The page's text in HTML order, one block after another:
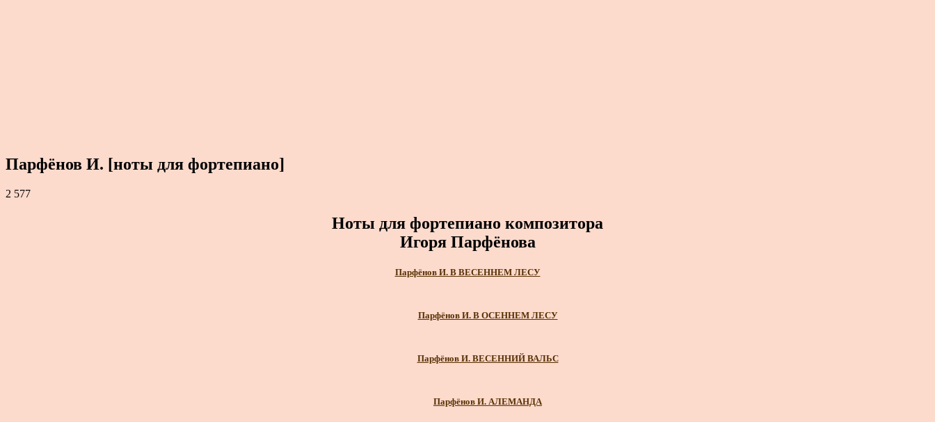
Парфёнов И. [ноты для фортепиано]
2 577
Ноты для фортепиано композитора
Игоря Парфёнова
Парфёнов И. В ВЕСЕННЕМ ЛЕСУ
Парфёнов И. В ОСЕННЕМ ЛЕСУ
Парфёнов И. ВЕСЕННИЙ ВАЛЬС
Парфёнов И. АЛЕМАНДА